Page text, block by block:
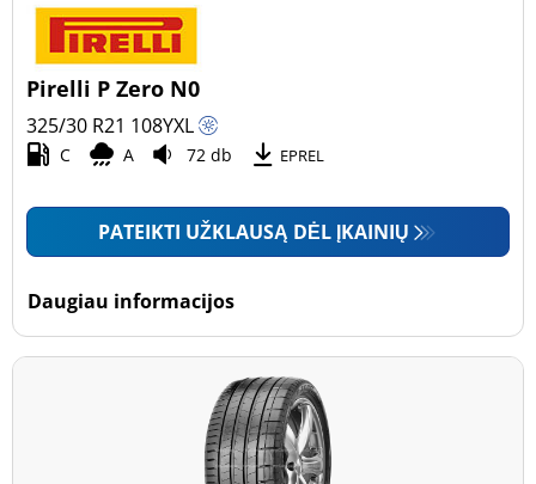
Pirelli P Zero N0
325/30 R21 108YXL
C A 72 db EPREL
PATEIKTI UŽKLAUSĄ DĖL ĮKAINIŲ
Daugiau informacijos